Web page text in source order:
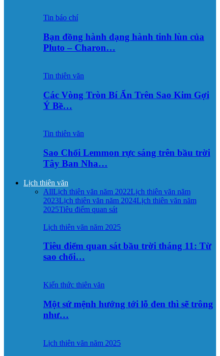
Tin báo chí
Bạn đồng hành dạng hành tinh lùn của
Pluto – Charon…
Tin thiên văn
Các Vòng Tròn Bí Ẩn Trên Sao Kim Gợi
Ý Bề…
Tin thiên văn
Sao Chổi Lemmon rực sáng trên bầu trời
Tây Ban Nha…
Lịch thiên văn
AllLịch thiên văn năm 2022Lịch thiên văn năm
2023Lịch thiên văn năm 2024Lịch thiên văn năm
2025Tiêu điểm quan sát
Lịch thiên văn năm 2025
Tiêu điểm quan sát bầu trời tháng 11: Từ
sao chổi…
Kiến thức thiên văn
Một sứ mệnh hướng tới lỗ đen thì sẽ trông
như…
Lịch thiên văn năm 2025